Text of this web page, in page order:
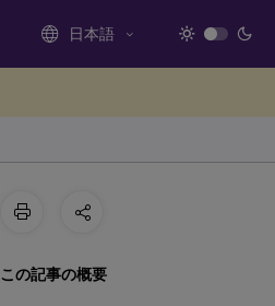
日本語
この記事の概要